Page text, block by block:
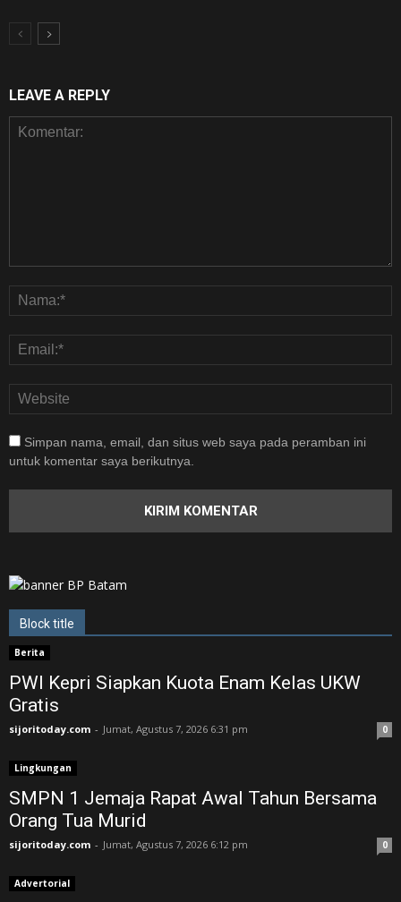
LEAVE A REPLY
Simpan nama, email, dan situs web saya pada peramban ini
untuk komentar saya berikutnya.
Block title
Berita
PWI Kepri Siapkan Kuota Enam Kelas UKW
Gratis
sijoritoday.com - Jumat, Agustus 7, 2026 6:31 pm 0
Lingkungan
SMPN 1 Jemaja Rapat Awal Tahun Bersama
Orang Tua Murid ‎
sijoritoday.com - Jumat, Agustus 7, 2026 6:12 pm 0
Advertorial